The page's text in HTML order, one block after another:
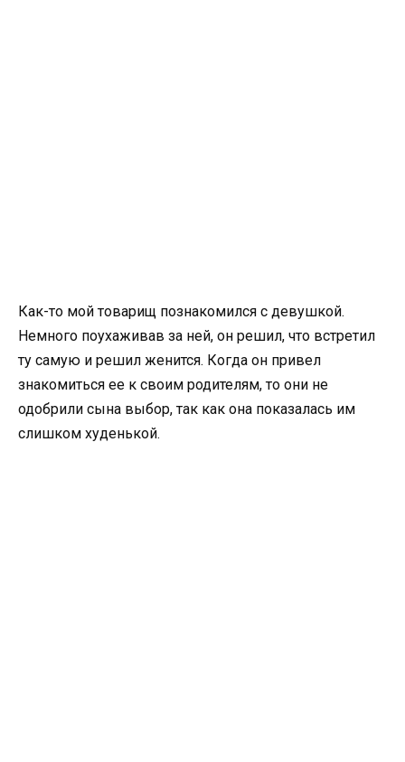
Как-то мой товарищ познакомился с девушкой.
Немного поухаживав за ней, он решил, что встретил
ту самую и решил женится. Когда он привел
знакомиться ее к своим родителям, то они не
одобрили сына выбор, так как она показалась им
слишком худенькой.